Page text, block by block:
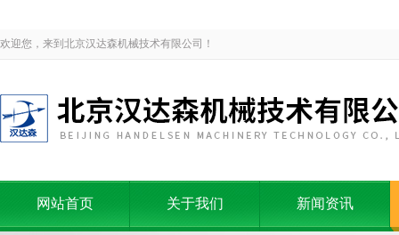
欢迎您，来到北京汉达森机械技术有限公司！
网站首页 关于我们 新闻资讯